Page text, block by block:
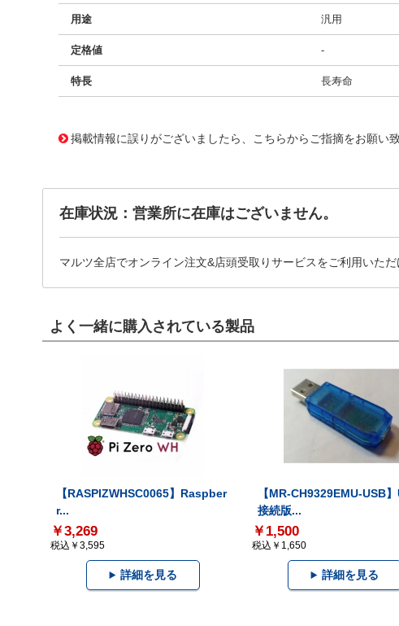
用途 汎用
定格値 -
特長 長寿命
掲載情報に誤りがございましたら、こちらからご指摘をお願い致
在庫状況：営業所に在庫はございません。
マルツ全店でオンライン注文&店頭受取りサービスをご利用いただ
よく一緒に購入されている製品
【RASPIZWHSC0065】Raspber
r...
￥3,269
税込￥3,595
詳細を見る
【MR-CH9329EMU-USB
接続版...
￥1,500
税込￥1,650
詳細を見る